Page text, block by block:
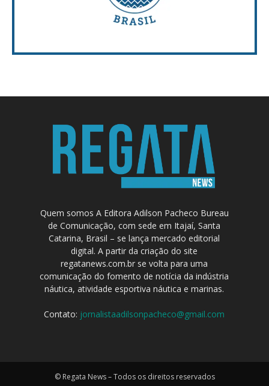
Quem somos A Editora Adilson Pacheco Bureau
de Comunicação, com sede em Itajaí, Santa
Catarina, Brasil – se lança mercado editorial
digital. A partir da criação do site
regatanews.com.br se volta para uma
comunicação do fomento de notícia da indústria
náutica, atividade esportiva náutica e marinas.
Contato: jornalistaadilsonpacheco@gmail.com
© Regata News – Todos os direitos reservados